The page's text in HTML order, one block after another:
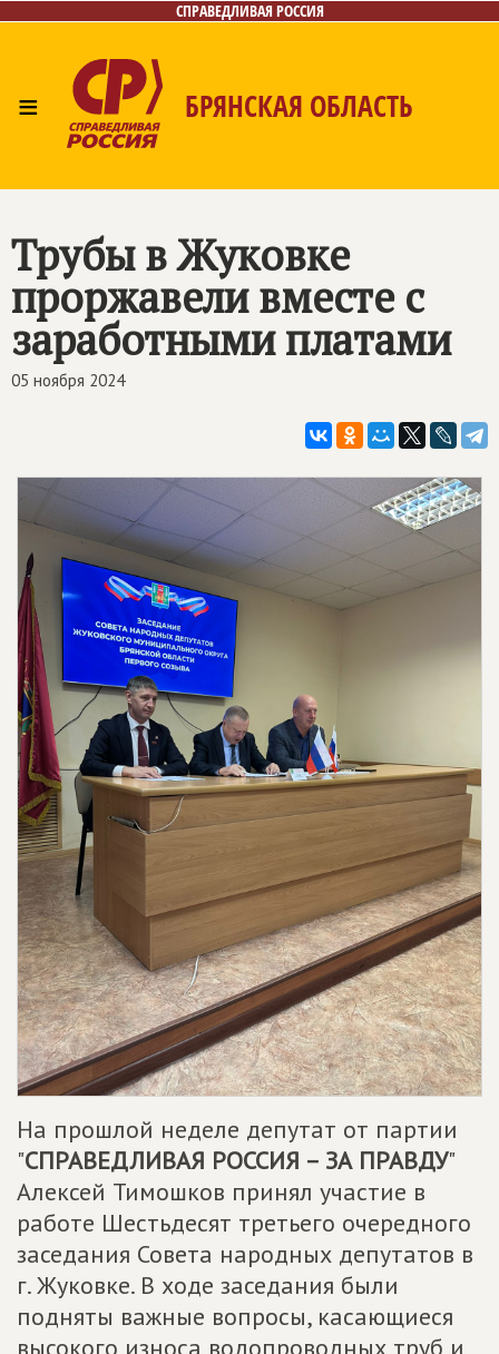
СПРАВЕДЛИВАЯ РОССИЯ
≡ БРЯНСКАЯ ОБЛАСТЬ
Контакты
Трубы в Жуковке
проржавели вместе с
заработными платами
05 ноября 2024
На прошлой неделе депутат от партии
"СПРАВЕДЛИВАЯ РОССИЯ – ЗА ПРАВДУ"
Алексей Тимошков принял участие в
работе Шестьдесят третьего очередного
заседания Совета народных депутатов в
г. Жуковке. В ходе заседания были
подняты важные вопросы, касающиеся
высокого износа водопроводных труб и